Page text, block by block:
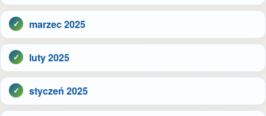
marzec 2025
luty 2025
styczeń 2025